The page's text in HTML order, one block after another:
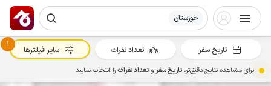
خوزستان
تاریخ سفر تعداد نفرات
1
سایر فیلترها
برای مشاهده نتایج دقیق‌تر، تاریخ سفرو تعداد نفراترا انتخاب نمایید